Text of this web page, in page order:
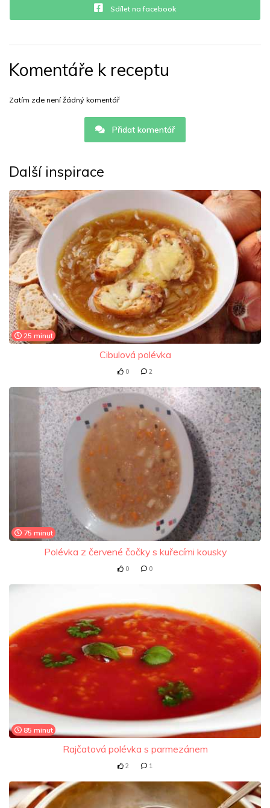
Sdílet na facebook
Komentáře k receptu
Zatím zde není žádný komentář
Přidat komentář
Další inspirace
25 minut
Cibulová polévka
0 2
75 minut
Polévka z červené čočky s kuřecími kousky
0 0
85 minut
Rajčatová polévka s parmezánem
2 1